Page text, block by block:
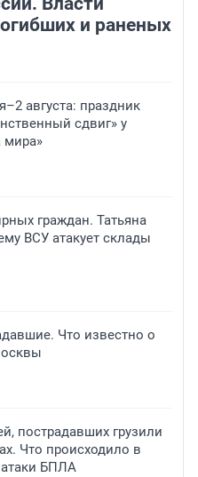
и раненых
августа: праздник
сдвиг» у
граждан. Татьяна
ВСУ атакует склады
Что известно о
пострадавших грузили
Что происходило в
БПЛА